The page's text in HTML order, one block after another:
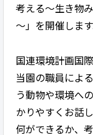
考える～生き物
～」を開催します
国連環境計画国
当園の職員によ
う動物や環境へ
かりやすくお話
何ができるか、